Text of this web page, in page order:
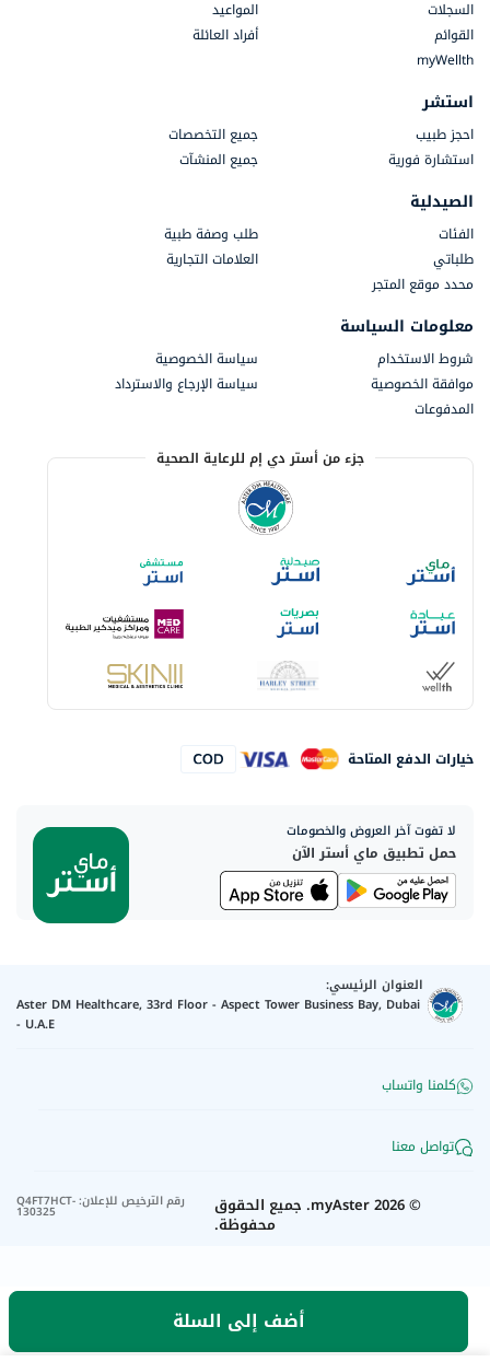
أضف إلى السلة
السجلات
المواعيد
القوائم
أفراد العائلة
myWellth
استشر
احجز طبيب
جميع التخصصات
استشارة فورية
جميع المنشآت
الصيدلية
الفئات
طلب وصفة طبية
طلباتي
العلامات التجارية
محدد موقع المتجر
معلومات السياسة
شروط الاستخدام
سياسة الخصوصية
موافقة الخصوصية
سياسة الإرجاع والاسترداد
المدفوعات
جزء من أستر دي إم للرعاية الصحية
خيارات الدفع المتاحة
لا تفوت آخر العروض والخصومات
حمل تطبيق ماي أستر الآن
العنوان الرئيسي:
Aster DM Healthcare, 33rd Floor - Aspect Tower Business Bay, Dubai
- U.A.E
كلمنا واتساب
تواصل معنا
©
2026
myAster. جميع الحقوق
محفوظة.
رقم الترخيص للإعلان:
Q4FT7HCT-
130325